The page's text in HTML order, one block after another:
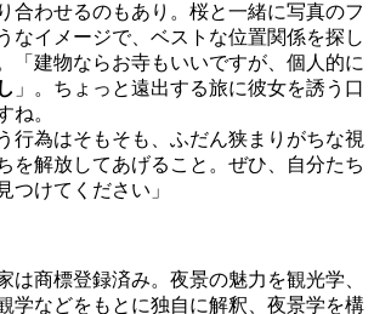
合わせるのもあり。桜と一緒に写真のフ
なイメージで、ベストな位置関係を探し
「建物ならお寺もいいですが、個人的に
」。ちょっと遠出する旅に彼女を誘う口
ね。
行為はそもそも、ふだん狭まりがちな視
を解放してあげること。ぜひ、自分たち
つけてください」
は商標登録済み。夜景の魅力を観光学、
学などをもとに独自に解釈、夜景学を構